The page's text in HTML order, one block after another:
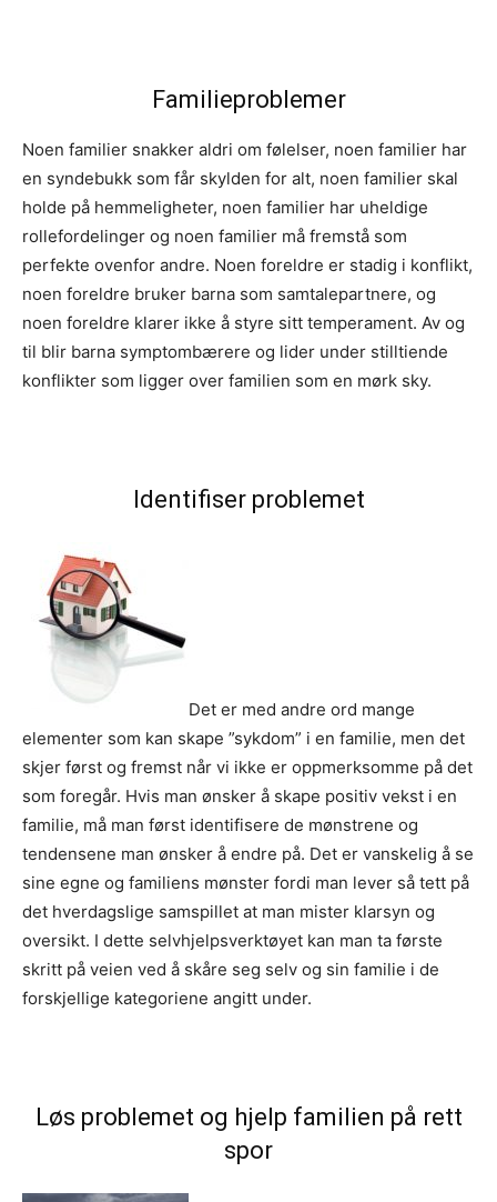
Familieproblemer
Noen familier snakker aldri om følelser, noen familier har
en syndebukk som får skylden for alt, noen familier skal
holde på hemmeligheter, noen familier har uheldige
rollefordelinger og noen familier må fremstå som
perfekte ovenfor andre. Noen foreldre er stadig i konflikt,
noen foreldre bruker barna som samtalepartnere, og
noen foreldre klarer ikke å styre sitt temperament. Av og
til blir barna symptombærere og lider under stilltiende
konflikter som ligger over familien som en mørk sky.
Identifiser problemet
Det er med andre ord mange
elementer som kan skape ”sykdom” i en familie, men det
skjer først og fremst når vi ikke er oppmerksomme på det
som foregår. Hvis man ønsker å skape positiv vekst i en
familie, må man først identifisere de mønstrene og
tendensene man ønsker å endre på. Det er vanskelig å se
sine egne og familiens mønster fordi man lever så tett på
det hverdagslige samspillet at man mister klarsyn og
oversikt. I dette selvhjelpsverktøyet kan man ta første
skritt på veien ved å skåre seg selv og sin familie i de
forskjellige kategoriene angitt under.
Løs problemet og hjelp familien på rett
spor